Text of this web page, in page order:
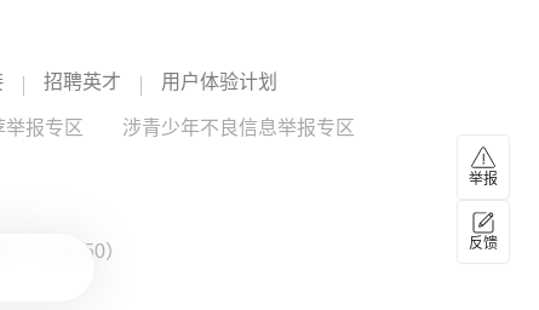
当地时间8月7日，西班牙政府宣布，将对来自意大利的航空
和海运旅客实施边境检查，8日零时正式生效，持续至9月7
四年多来最高水平
招聘英才 用户体验计划
报专区
涉青少年不良信息举报专区
：ZX0050）
举报
反馈